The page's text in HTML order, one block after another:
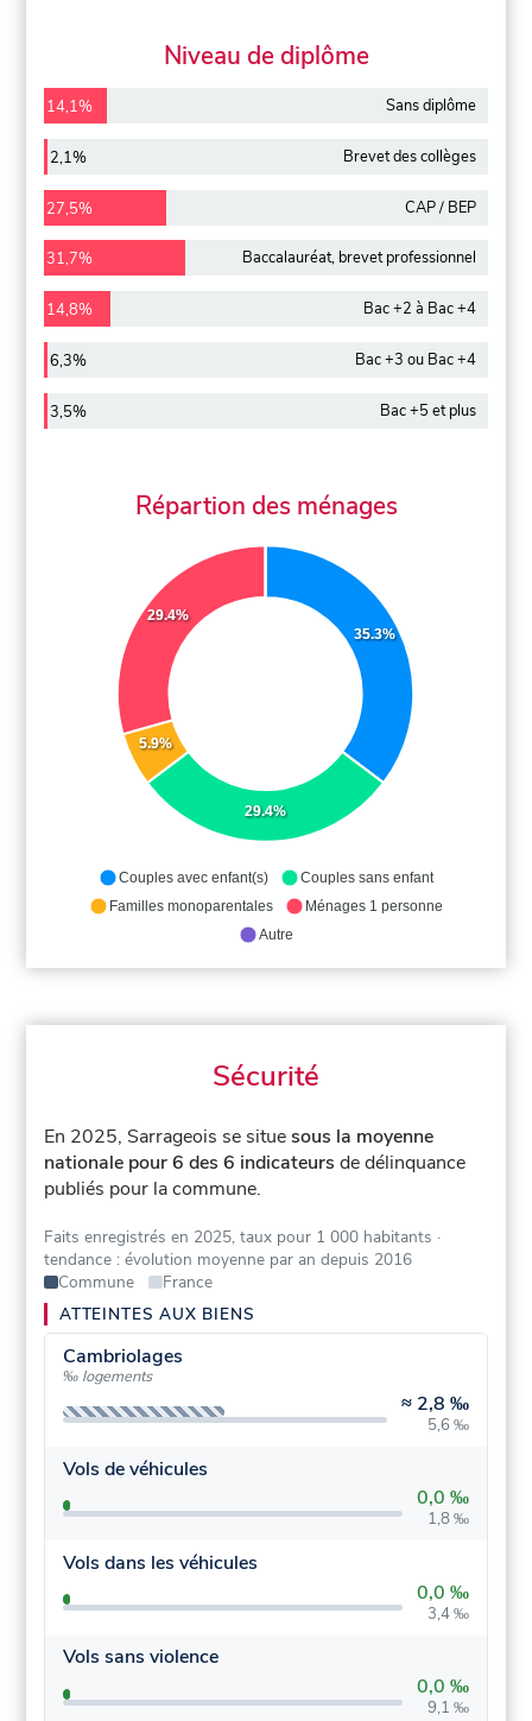
Niveau de diplôme
14,1% Sans diplôme
2,1% Brevet des collèges
27,5% CAP / BEP
31,7% Baccalauréat, brevet professionnel
14,8% Bac +2 à Bac +4
6,3% Bac +3 ou Bac +4
3,5% Bac +5 et plus
Répartion des ménages
35.3%
29.4%
5.9%
29.4%
Couples avec enfant(s)
Couples sans enfant
Familles monoparentales
Ménages 1 personne
Autre
Sécurité
En 2025, Sarrageois se situesous la moyenne
nationale pour 6 des 6 indicateurs de délinquance
publiés pour la commune.
Faits enregistrés en 2025, taux pour 1 000 habitants ·
tendance : évolution moyenne par an depuis 2016
Commune
France
ATTEINTES AUX BIENS
Cambriolages
‰ logements
≈ 2,8 ‰
5,6 ‰
Vols de véhicules
0,0 ‰
1,8 ‰
Vols dans les véhicules
0,0 ‰
3,4 ‰
Vols sans violence
0,0 ‰
9,1 ‰